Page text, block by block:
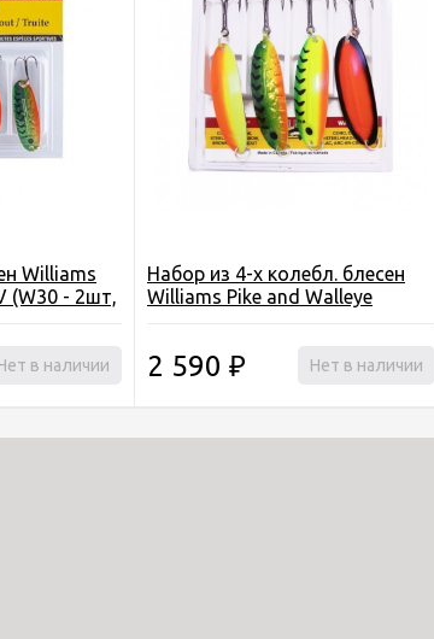
Williams
(W30 - 2шт,
в наличии
Набор из 4-х колебл. блесен
Williams Pike and Walleye
2 590 ₽ Нет в наличии